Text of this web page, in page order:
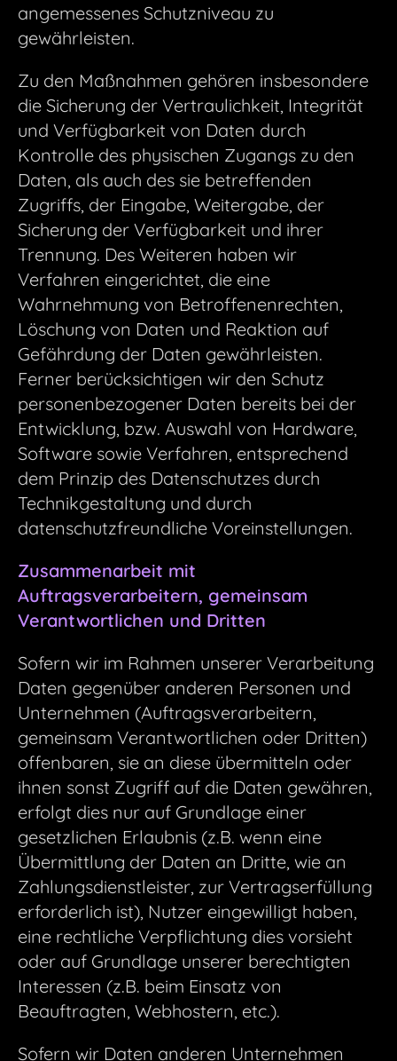
angemessenes Schutzniveau zu
gewährleisten.
Zu den Maßnahmen gehören insbesondere
die Sicherung der Vertraulichkeit, Integrität
und Verfügbarkeit von Daten durch
Kontrolle des physischen Zugangs zu den
Daten, als auch des sie betreffenden
Zugriffs, der Eingabe, Weitergabe, der
Sicherung der Verfügbarkeit und ihrer
Trennung. Des Weiteren haben wir
Verfahren eingerichtet, die eine
Wahrnehmung von Betroffenenrechten,
Löschung von Daten und Reaktion auf
Gefährdung der Daten gewährleisten.
Ferner berücksichtigen wir den Schutz
personenbezogener Daten bereits bei der
Entwicklung, bzw. Auswahl von Hardware,
Software sowie Verfahren, entsprechend
dem Prinzip des Datenschutzes durch
Technikgestaltung und durch
datenschutzfreundliche Voreinstellungen.
Zusammenarbeit mit
Auftragsverarbeitern, gemeinsam
Verantwortlichen und Dritten
Sofern wir im Rahmen unserer Verarbeitung
Daten gegenüber anderen Personen und
Unternehmen (Auftragsverarbeitern,
gemeinsam Verantwortlichen oder Dritten)
offenbaren, sie an diese übermitteln oder
ihnen sonst Zugriff auf die Daten gewähren,
erfolgt dies nur auf Grundlage einer
gesetzlichen Erlaubnis (z.B. wenn eine
Übermittlung der Daten an Dritte, wie an
Zahlungsdienstleister, zur Vertragserfüllung
erforderlich ist), Nutzer eingewilligt haben,
eine rechtliche Verpflichtung dies vorsieht
oder auf Grundlage unserer berechtigten
Interessen (z.B. beim Einsatz von
Beauftragten, Webhostern, etc.).
Sofern wir Daten anderen Unternehmen